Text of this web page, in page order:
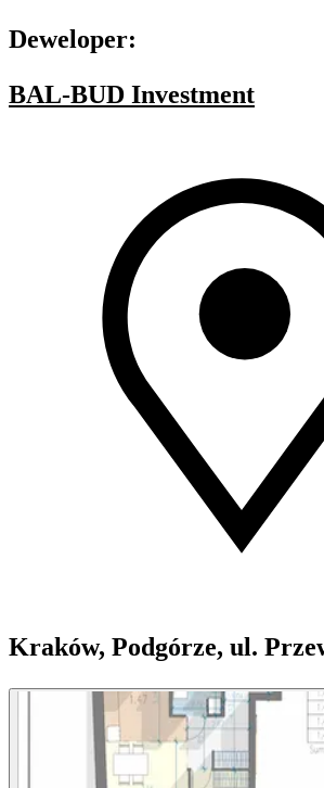
Deweloper:
BAL-BUD Investment
Kraków, Podgórze, ul.